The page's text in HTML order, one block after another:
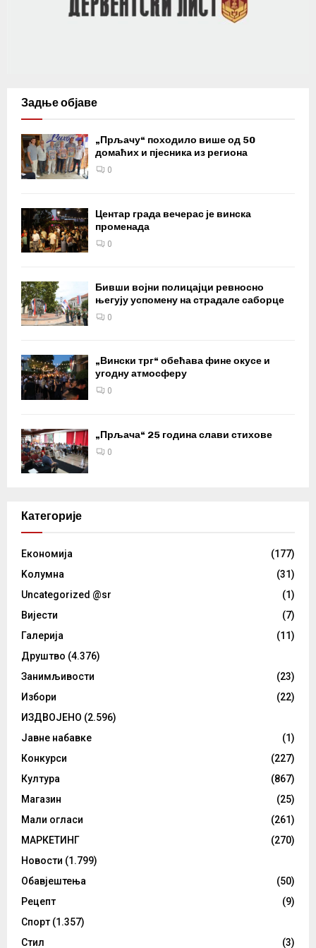
Задње објаве
„Прљачу“ походило више од 50
домаћих и пјесника из региона
0
Центар града вечерас је винска
променада
0
Бивши војни полицајци ревносно
његују успомену на страдале саборце
0
„Вински трг“ обећава фине окусе и
угодну атмосферу
0
„Прљача“ 25 година слави стихове
0
Категорије
Eкономија
(177)
Kолумнa
(31)
Uncategorized @sr
(1)
Вијести
(7)
Галерија
(11)
Друштво (4.376)
Занимљивости
(23)
Избори
(22)
ИЗДВОЈЕНО (2.596)
Јавне набавке
(1)
Конкурси
(227)
Култура
(867)
Магазин
(25)
Мали огласи
(261)
МАРКЕТИНГ
(270)
Новости (1.799)
Обавјештења
(50)
Рецепт
(9)
Спорт (1.357)
Стил
(3)